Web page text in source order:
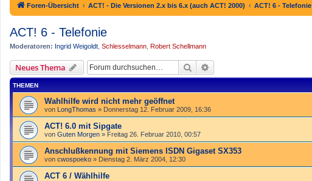
Foren-Übersicht ACT! - Die Versionen 2.x bis 6.x (auch ACT! 2000) ACT! 6 - Telefonie
ACT! 6 - Telefonie
Moderatoren: Ingrid Weigoldt Schlesselmann Robert Schellmann
Neues Thema Suche
THEMEN
Wahlhilfe wird nicht mehr geöffnet
von LongThomas » Donnerstag 12. Februar 2009, 16:36
ACT! 6.0 mit Sipgate
von Guten Morgen » Freitag 26. Februar 2010, 00:57
Anschlußkennung mit Siemens ISDN Gigaset SX353
von cwospoeko » Dienstag 2. März 2004, 12:30
ACT 6 / Wählhilfe